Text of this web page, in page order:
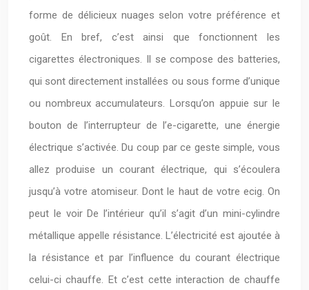
forme de délicieux nuages selon votre préférence et
goût. En bref, c’est ainsi que fonctionnent les
cigarettes électroniques. Il se compose des batteries,
qui sont directement installées ou sous forme d’unique
ou nombreux accumulateurs. Lorsqu’on appuie sur le
bouton de l’interrupteur de l’e-cigarette, une énergie
électrique s’activée. Du coup par ce geste simple, vous
allez produise un courant électrique, qui s’écoulera
jusqu’à votre atomiseur. Dont le haut de votre ecig. On
peut le voir De l’intérieur qu’il s’agit d’un mini-cylindre
métallique appelle résistance. L’électricité est ajoutée à
la résistance et par l’influence du courant électrique
celui-ci chauffe. Et c’est cette interaction de chauffe